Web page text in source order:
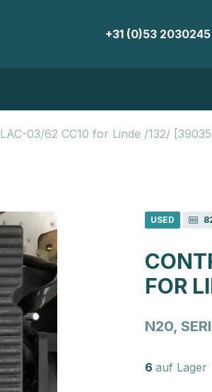
+31 (0)53 2030245
03/62 CC10 for Linde /132/
USED
FOR
N20,
6 auf Lager